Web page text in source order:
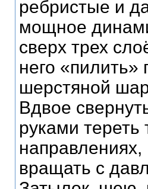
ребристые и
мощное
сверх трех
него «пилить»
шерстяной
Вдвое
руками
вращать с